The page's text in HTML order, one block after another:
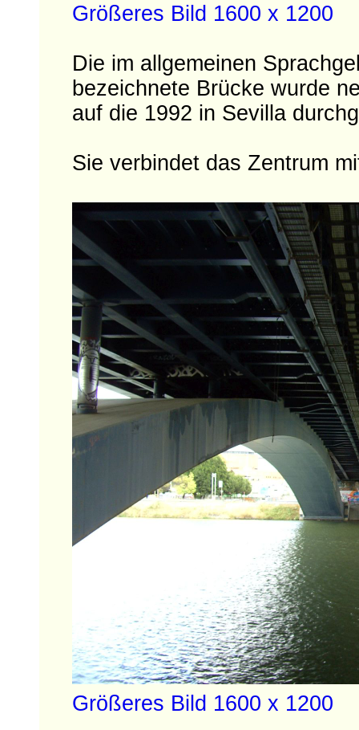
Größeres Bild 1600 x 1200
Die im allgemeinen
bezeichnete Brücke wurde
auf die 1992 in Sevilla
Sie verbindet das Zentrum
Größeres Bild 1600 x 1200